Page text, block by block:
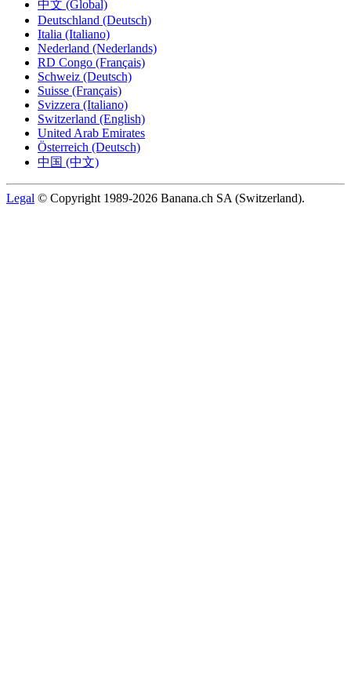
中文 (Global)
Deutschland (Deutsch)
Italia (Italiano)
Nederland (Nederlands)
RD Congo (Français)
Schweiz (Deutsch)
Suisse (Français)
Svizzera (Italiano)
Switzerland (English)
United Arab Emirates
Österreich (Deutsch)
中国 (中文)
Legal © Copyright 1989-2026 Banana.ch SA (Switzerland).